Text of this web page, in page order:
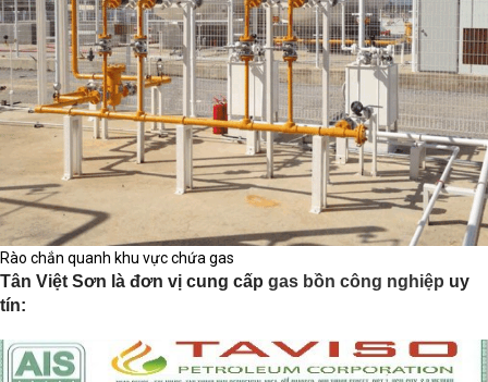
Rào chắn quanh khu vực chứa gas
Tân Việt Sơn là đơn vị cung cấp gas bồn công nghiệp uy
tín: